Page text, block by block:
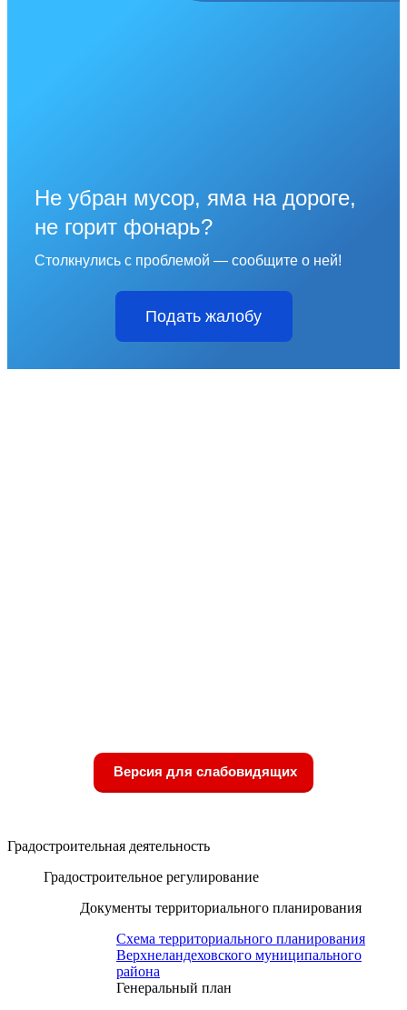
Не убран мусор, яма на дороге,
не горит фонарь?
Столкнулись с проблемой — сообщите о ней!
Подать жалобу
Версия для слабовидящих
Градостроительная деятельность
Градостроительное регулирование
Документы территориального планирования
Схема территориального планирования
Верхнеландеховского муниципального
района
Генеральный план